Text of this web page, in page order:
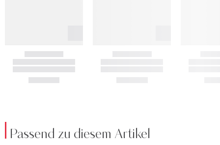
Passend zu diesem Artikel